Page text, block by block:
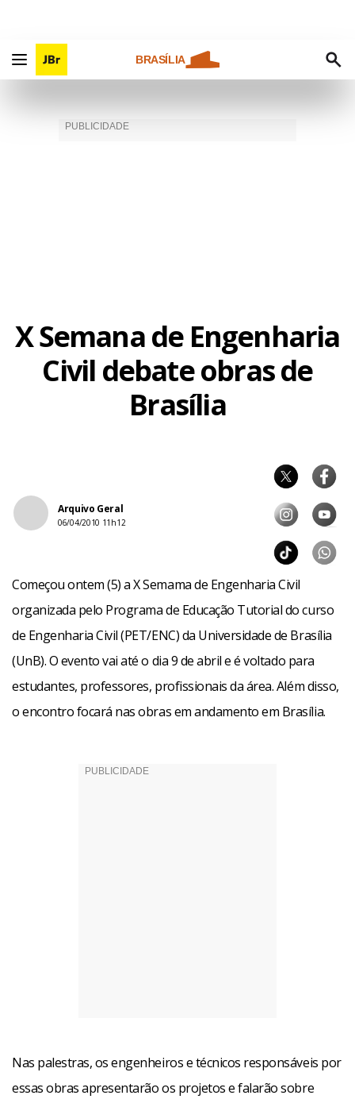
BRASÍLIA
X Semana de Engenharia
Civil debate obras de
Brasília
Arquivo Geral
06/04/2010 11h12
Começou ontem (5) a X Semama de Engenharia Civil
organizada pelo Programa de Educação Tutorial do curso
de Engenharia Civil (PET/ENC) da Universidade de Brasília
(UnB). O evento vai até o dia 9 de abril e é voltado para
estudantes, professores, profissionais da área. Além disso,
o encontro focará nas obras em andamento em Brasília.
Nas palestras, os engenheiros e técnicos responsáveis por
essas obras apresentarão os projetos e falarão sobre